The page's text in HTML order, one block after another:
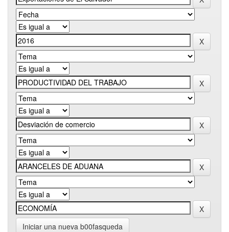
Iniciar una nueva b00fasqueda